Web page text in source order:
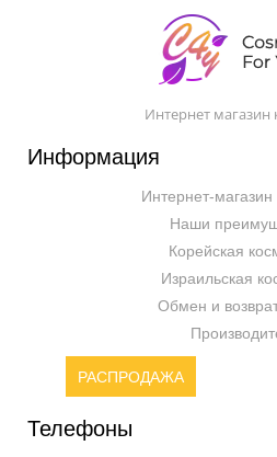
Интернет магазин
Информация
Интернет-магазин
Наши
Корейская
Израильская
Обмен и
РАСПРОДАЖА
Телефоны